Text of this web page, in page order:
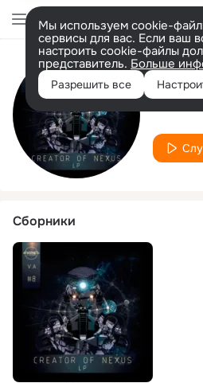
Мы используем cookie-
сервисы для вас. Если ваш
настроить cookie-файлы
представитель. Больше
Разрешить все
Сборники